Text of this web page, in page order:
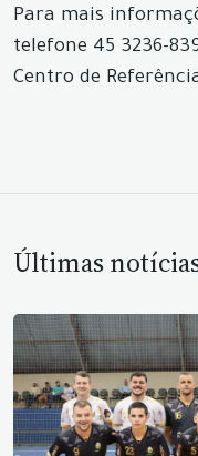
Para mais
telefone 45 3236-
Centro de
Últimas